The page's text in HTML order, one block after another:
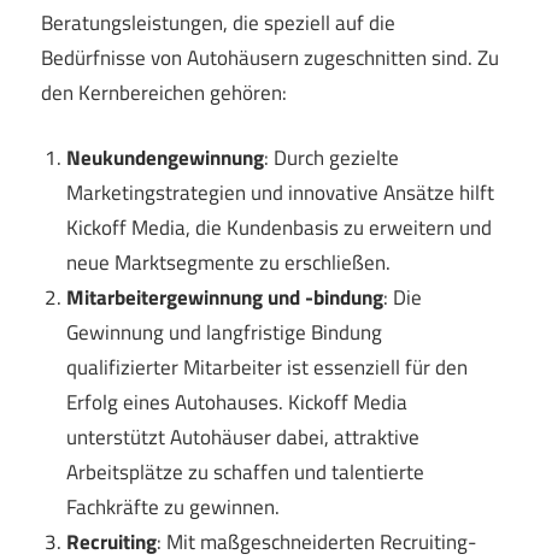
Beratungsleistungen, die speziell auf die
Bedürfnisse von Autohäusern zugeschnitten sind. Zu
den Kernbereichen gehören:
Neukundengewinnung: Durch gezielte
Marketingstrategien und innovative Ansätze hilft
Kickoff Media, die Kundenbasis zu erweitern und
neue Marktsegmente zu erschließen.
Mitarbeitergewinnung und -bindung: Die
Gewinnung und langfristige Bindung
qualifizierter Mitarbeiter ist essenziell für den
Erfolg eines Autohauses. Kickoff Media
unterstützt Autohäuser dabei, attraktive
Arbeitsplätze zu schaffen und talentierte
Fachkräfte zu gewinnen.
Recruiting: Mit maßgeschneiderten Recruiting-